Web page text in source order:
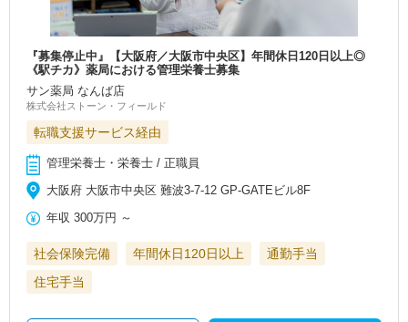
『募集停止中』【大阪府／大阪市中央区】年間休日120日以上◎
《駅チカ》薬局における管理栄養士募集
サン薬局 なんば店
株式会社ストーン・フィールド
転職支援サービス経由
管理栄養士・栄養士 / 正職員
大阪府 大阪市中央区 難波3-7-12 GP-GATEビル8F
年収 300万円 ～
社会保険完備 年間休日120日以上
通勤手当
住宅手当